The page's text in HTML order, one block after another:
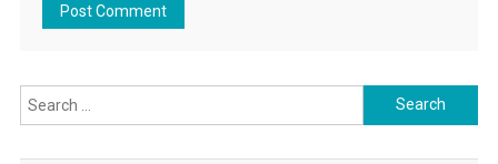
Search for: